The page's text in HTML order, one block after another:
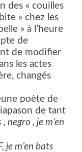
des « couilles
» chez les
» à l’heure
de
de modifier
les actes
changés
poète de
de tant
negro , je m’en
je m’en bats